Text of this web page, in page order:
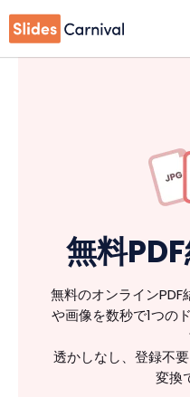
無料
無料のオンラインPDF
や画像を数秒で1つの
透かしなし、登録不
変換